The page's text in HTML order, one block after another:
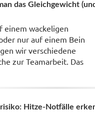
das Gleichgewicht
einem wackeligen
nur auf einem Bein
wir verschiedene
zur Teamarbeit. Das
Hitze-Notfälle